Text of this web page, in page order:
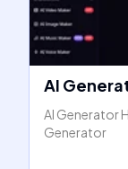
AI
AI Generator
Generator